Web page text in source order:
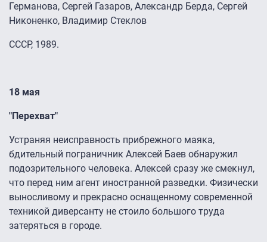
Германова, Сергей Газаров, Александр Берда, Сергей
Никоненко, Владимир Стеклов
СССР, 1989.
18 мая
"Перехват"
Устраняя неисправность прибрежного маяка,
бдительный пограничник Алексей Баев обнаружил
подозрительного человека. Алексей сразу же смекнул,
что перед ним агент иностранной разведки. Физически
выносливому и прекрасно оснащенному современной
техникой диверсанту не стоило большого труда
затеряться в городе.